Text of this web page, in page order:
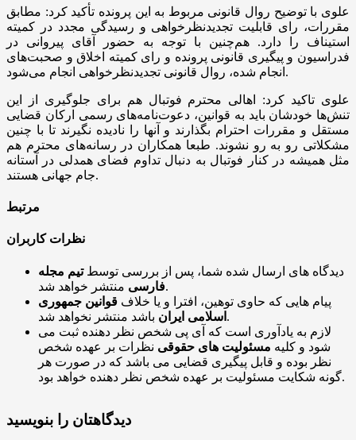
علوی با توضیح روال قانونی مربوط به این پرونده تأکید کرد: مطابق
مقررات، رای قابلیت تجدیدنظرخواهی و رسیدگی مجدد در کمیته
استیناف را دارد. هم‌چنین با توجه به حضور آقای پیروانی در
فدراسیون و پیگیری قانونی پرونده و رای کمیته اخلاق و صحبت‌های
انجام شده، روال قانونی تجدیدنظرخواهی انجام می‌شود‌.
علوی تاکید کرد: اهالی محترم فوتبال هم برای جلوگیری از این
تنش‌ها خودشان باید به قوانین، دعوت‌نامه‌های رسمی ارکان قضایی
مستقل و مقررات احترام بگذارند و آنها را نادیده نگیرند تا با چنین
مشکلاتی رو به رو نشوند. طبعا همکاران در رسانه‌های محترم هم
مثل همیشه در کنار فوتبال به دنبال تداوم فضای همدلی در آستانه
جام جهانی هستند.
مرتبط
نظرات کاربران
دیدگاه های ارسال شده شما، پس از بررسی توسطتیم مجله
فارسیمنتشر خواهد شد.
پیام هایی که حاوی توهین، افترا و یا خلاف قوانین جمهوری
اسلامی ایران باشد منتشر نخواهد شد.
لازم به یادآوری است که آی پی شخص نظر دهنده ثبت می
شود و کلیه مسئولیت های حقوقی نظرات بر عهده شخص
نظر بوده و قابل پیگیری قضایی می باشد که در صورت هر
گونه شکایت مسئولیت بر عهده شخص نظر دهنده خواهد بود.
دیدگاهتان را بنویسید